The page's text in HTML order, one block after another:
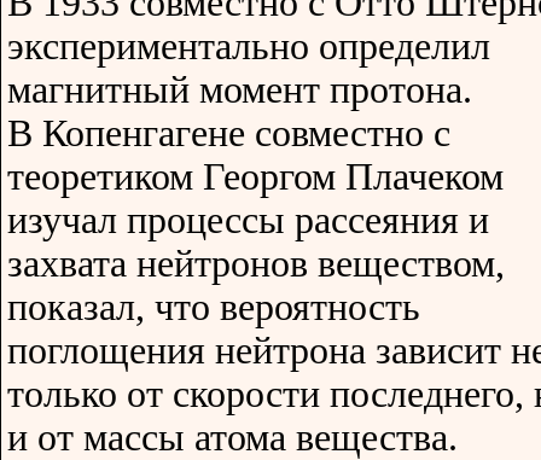
экспериментально определил
магнитный момент протона.
В Копенгагене совместно с
теоретиком Георгом Плачеком
изучал процессы рассеяния и
захвата нейтронов веществом,
показал, что вероятность
поглощения нейтрона зависит
только от скорости последнего,
и от массы атома вещества.